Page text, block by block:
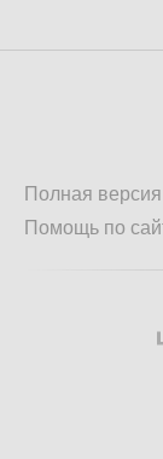
Полная версия
Помощь по